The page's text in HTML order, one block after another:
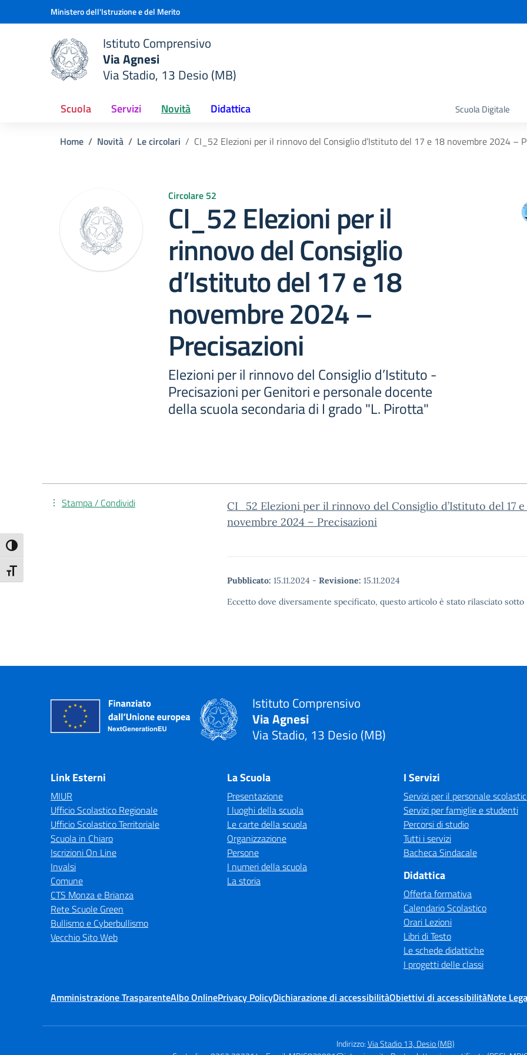
Attiva/disattiva alto contrasto
Attiva/disattiva dimensione testo
Vai ai contenuti
Vai al menu di navigazioneMinistero dell'Istruzione e del Merito
scuola
Istituto Comprensivo
Via Agnesi
Via Stadio, 13 Desio (MB)
Scuola Servizi Novità Didattica Scuola Digitale
Home Novità Le circolari CI_52 Elezioni per il rinnovo del Consiglio d’Istituto del 17 e 18 novembre 2024 –
Circolare 52
CI_52 Elezioni per il
rinnovo del Consiglio
d’Istituto del 17 e 18
novembre 2024 –
Precisazioni
Elezioni per il rinnovo del Consiglio d’Istituto -
Precisazioni per Genitori e personale docente
della scuola secondaria di I grado "L. Pirotta"
CI_52 Elezioni per il rinnovo del Consiglio d’Istituto del 17 e
novembre 2024 – Precisazioni
Pubblicato: 15.11.2024 - Revisione: 15.11.2024
Eccetto dove diversamente specificato, questo articolo è stato rilasciato
Stampa / Condividi
Istituto Comprensivo
Via Agnesi
Via Stadio, 13 Desio (MB)
Link Esterni
MIUR
Ufficio Scolastico Regionale
Ufficio Scolastico Territoriale
Scuola in Chiaro
Iscrizioni On Line
Invalsi
Comune
CTS Monza e Brianza
Rete Scuole Green
Bullismo e Cyberbullismo
Vecchio Sito Web
La Scuola
Presentazione
I luoghi della scuola
Le carte della scuola
Organizzazione
Persone
I numeri della scuola
La storia
I Servizi
Servizi per il personale
Servizi per famiglie e studenti
Percorsi di studio
Tutti i servizi
Bacheca Sindacale
Didattica
Offerta formativa
Calendario Scolastico
Orari Lezioni
Libri di Testo
Le schede didattiche
I progetti delle classi
Amministrazione TrasparenteAlbo OnlinePrivacy PolicyDichiarazione di accessibilitàObiettivi di accessibilitàNote
Indirizzo:Via Stadio 13, Desio (MB)